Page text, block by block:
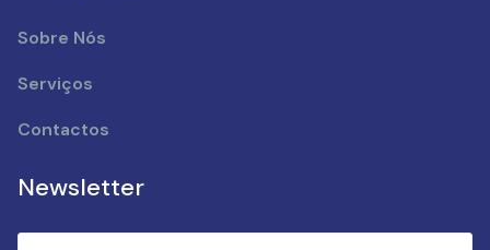
Sobre Nós
Serviços
Contactos
Newsletter